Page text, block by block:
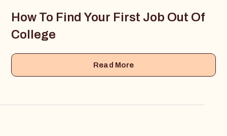
How To Find Your First Job Out Of
College
Read More